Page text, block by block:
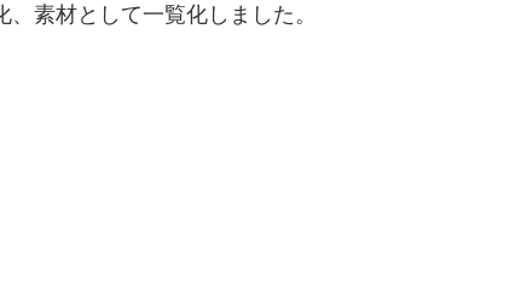
素材として一覧化しました。